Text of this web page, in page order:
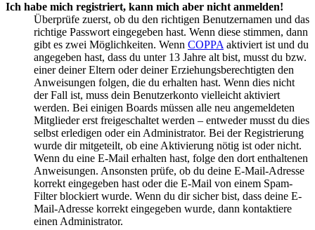
Ich habe mich registriert, kann mich aber nicht anmelden!
Überprüfe zuerst, ob du den richtigen Benutzernamen und das
richtige Passwort eingegeben hast. Wenn diese stimmen, dann
gibt es zwei Möglichkeiten. Wenn COPPA aktiviert ist und du
angegeben hast, dass du unter 13 Jahre alt bist, musst du bzw.
einer deiner Eltern oder deiner Erziehungsberechtigten den
Anweisungen folgen, die du erhalten hast. Wenn dies nicht
der Fall ist, muss dein Benutzerkonto vielleicht aktiviert
werden. Bei einigen Boards müssen alle neu angemeldeten
Mitglieder erst freigeschaltet werden – entweder musst du dies
selbst erledigen oder ein Administrator. Bei der Registrierung
wurde dir mitgeteilt, ob eine Aktivierung nötig ist oder nicht.
Wenn du eine E-Mail erhalten hast, folge den dort enthaltenen
Anweisungen. Ansonsten prüfe, ob du deine E-Mail-Adresse
korrekt eingegeben hast oder die E-Mail von einem Spam-
Filter blockiert wurde. Wenn du dir sicher bist, dass deine E-
Mail-Adresse korrekt eingegeben wurde, dann kontaktiere
einen Administrator.